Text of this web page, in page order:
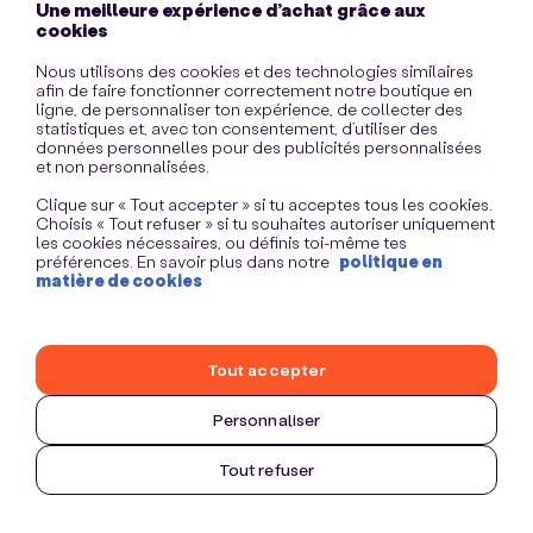
Une meilleure expérience d’achat grâce aux
cookies
Nous utilisons des cookies et des technologies similaires
afin de faire fonctionner correctement notre boutique en
ligne, de personnaliser ton expérience, de collecter des
statistiques et, avec ton consentement, d’utiliser des
données personnelles pour des publicités personnalisées
et non personnalisées.
Clique sur « Tout accepter » si tu acceptes tous les cookies.
Choisis « Tout refuser » si tu souhaites autoriser uniquement
les cookies nécessaires, ou définis toi-même tes
préférences. En savoir plus dans notre politique en
matière de cookies
Personnaliser
Tout refuser
Tout accepter